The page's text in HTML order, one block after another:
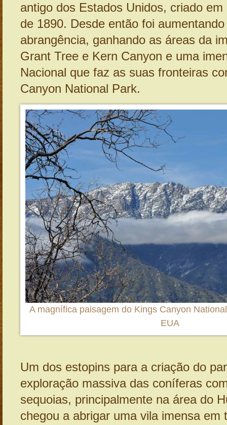
antigo dos Estados Unidos, criado
de 1890. Desde então foi
abrangência, ganhando as áreas da
Grant Tree e Kern Canyon e uma
Nacional que faz as suas fronteiras
Canyon National Park.
A magnífica paisagem do Kings Canyon
EUA
Um dos estopins para a criação do
exploração massiva das coníferas
sequoias, principalmente na área do
chegou a abrigar uma vila imensa em